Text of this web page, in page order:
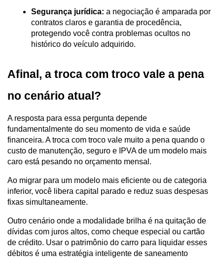
Segurança jurídica: a negociação é amparada por
contratos claros e garantia de procedência,
protegendo você contra problemas ocultos no
histórico do veículo adquirido.
Afinal, a troca com troco vale a pena
no cenário atual?
A resposta para essa pergunta depende
fundamentalmente do seu momento de vida e saúde
financeira. A troca com troco vale muito a pena quando o
custo de manutenção, seguro e IPVA de um modelo mais
caro está pesando no orçamento mensal.
Ao migrar para um modelo mais eficiente ou de categoria
inferior, você libera capital parado e reduz suas despesas
fixas simultaneamente.
Outro cenário onde a modalidade brilha é na quitação de
dívidas com juros altos, como cheque especial ou cartão
de crédito. Usar o patrimônio do carro para liquidar esses
débitos é uma estratégia inteligente de saneamento